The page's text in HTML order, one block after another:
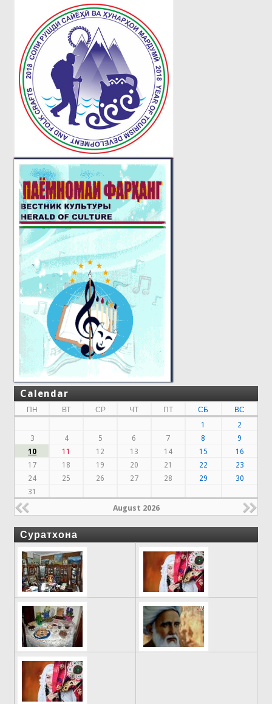
Calendar
ПН ВТ СР ЧТ ПТ СБ
ВС
1
2
3
4 5 6 7 8
9
10
11 12 13 14 15
16
17
18 19 20 21 22
23
24
25 26 27 28 29
30
31
August 2026
Суратхона